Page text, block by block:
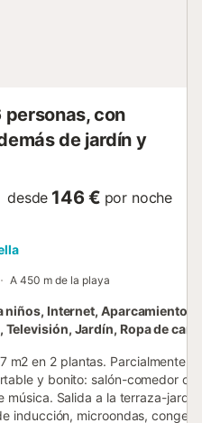
con
de jardín y
desde 146 € por noche
A 450 m de la playa
niños, Internet, Aparcamiento,
Jardín, Ropa de
m2 en 2 plantas. Parcialmente
y bonito: salón-comedor
música. Salida a la terraza-
inducción, microondas,